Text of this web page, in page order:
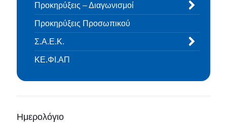
Προκηρύξεις – Διαγωνισμοί
Προκηρύξεις Προσωπικού
Σ.Α.Ε.Κ.
ΚΕ.ΦΙ.ΑΠ
Ημερολόγιο